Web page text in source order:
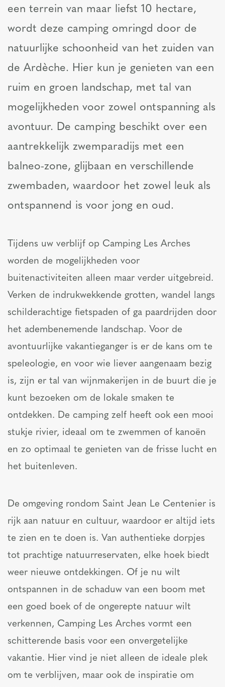
een terrein van maar liefst 10 hectare,
wordt deze camping omringd door de
natuurlijke schoonheid van het zuiden van
de Ardèche. Hier kun je genieten van een
ruim en groen landschap, met tal van
mogelijkheden voor zowel ontspanning als
avontuur. De camping beschikt over een
aantrekkelijk zwemparadijs met een
balneo-zone, glijbaan en verschillende
zwembaden, waardoor het zowel leuk als
ontspannend is voor jong en oud.
Tijdens uw verblijf op Camping Les Arches
worden de mogelijkheden voor
buitenactiviteiten alleen maar verder uitgebreid.
Verken de indrukwekkende grotten, wandel langs
schilderachtige fietspaden of ga paardrijden door
het adembenemende landschap. Voor de
avontuurlijke vakantieganger is er de kans om te
speleologie, en voor wie liever aangenaam bezig
is, zijn er tal van wijnmakerijen in de buurt die je
kunt bezoeken om de lokale smaken te
ontdekken. De camping zelf heeft ook een mooi
stukje rivier, ideaal om te zwemmen of kanoën
en zo optimaal te genieten van de frisse lucht en
het buitenleven.
De omgeving rondom Saint Jean Le Centenier is
rijk aan natuur en cultuur, waardoor er altijd iets
te zien en te doen is. Van authentieke dorpjes
tot prachtige natuurreservaten, elke hoek biedt
weer nieuwe ontdekkingen. Of je nu wilt
ontspannen in de schaduw van een boom met
een goed boek of de ongerepte natuur wilt
verkennen, Camping Les Arches vormt een
schitterende basis voor een onvergetelijke
vakantie. Hier vind je niet alleen de ideale plek
om te verblijven, maar ook de inspiratie om